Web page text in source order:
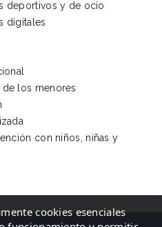
deportivos y de ocio
digitales
los menores
con niños, niñas y
cookies esenciales